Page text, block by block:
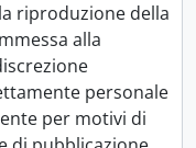
riproduzione della
alla
personale
per motivi di